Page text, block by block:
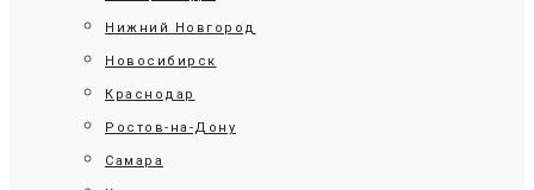
Нижний Новгород
Новосибирск
Краснодар
Ростов-на-Дону
Самара